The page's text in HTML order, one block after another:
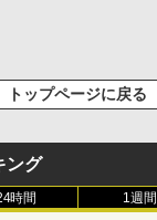
トップページに戻る
ング
時間 1週間